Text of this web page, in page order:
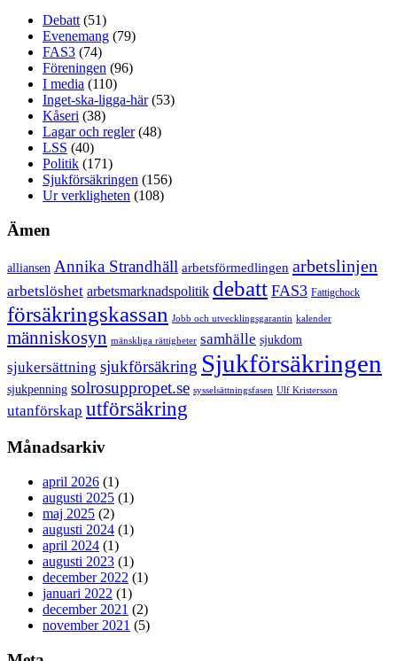
Debatt (51)
Evenemang (79)
FAS3 (74)
Föreningen (96)
I media (110)
Inget-ska-ligga-här(53)
Kåseri (38)
Lagar och regler(48)
LSS (40)
Politik (171)
Sjukförsäkringen (156)
Ur verkligheten (108)
Ämen
alliansen Annika Strandhäll arbetsförmedlingen arbetslinjen
arbetslöshet arbetsmarknadspolitik debatt FAS3 Fattigchock
försäkringskassan Jobb och utvecklingsgarantin kalender
människosyn mänskliga rättigheter samhälle sjukdom
sjukersättning sjukförsäkring Sjukförsäkringen
sjukpenning solrosuppropet.se sysselsättningsfasen Ulf Kristersson
utanförskap utförsäkring
Månadsarkiv
april 2026 (1)
augusti 2025 (1)
maj 2025 (2)
augusti 2024 (1)
april 2024 (1)
augusti 2023 (1)
december 2022 (1)
januari 2022 (1)
december 2021 (2)
november 2021 (5)